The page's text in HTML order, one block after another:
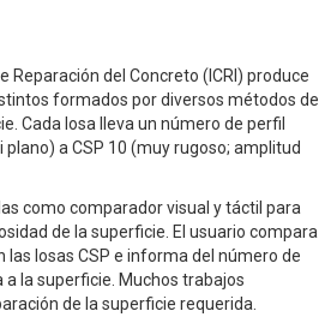
Reparación del Concreto (ICRI) produce
formados por diversos métodos de
Cada losa lleva un número de perfil
plano) a CSP 10 (muy rugoso; amplitud
como comparador visual y táctil para
de la superficie. El usuario compara
las losas CSP e informa del número de
la superficie. Muchos trabajos
de la superficie requerida.